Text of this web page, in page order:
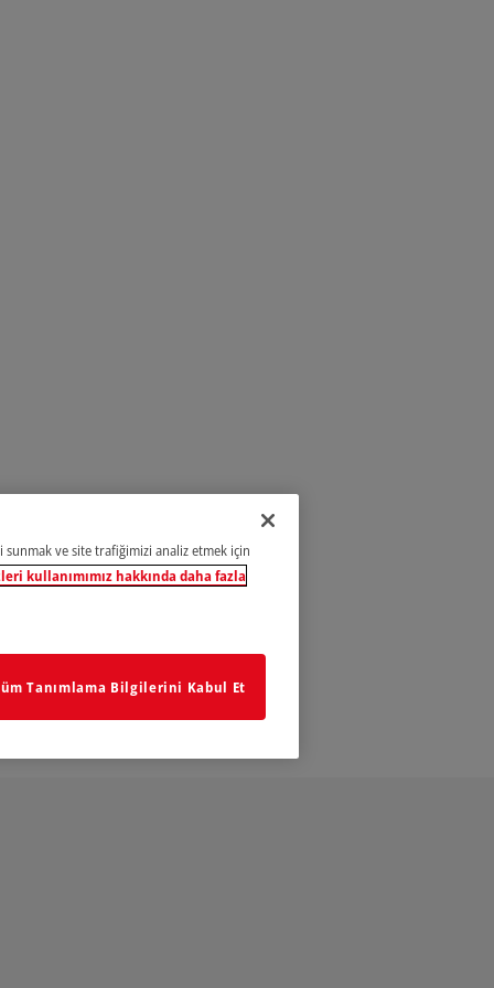
sunmak ve site trafiğimizi analiz etmek için
kullanımımız hakkında daha fazla
Tanımlama Bilgilerini Kabul Et